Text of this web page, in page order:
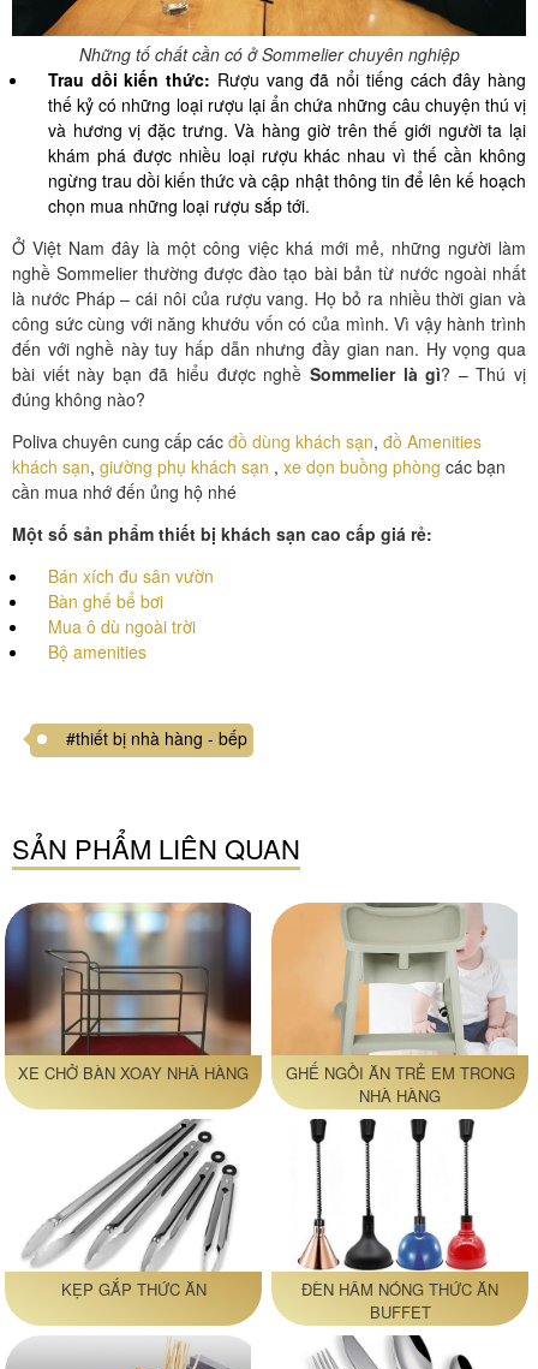
Những tố chất cần có ở Sommelier chuyên nghiệp
Trau dồi kiến thức: Rượu vang đã nổi tiếng cách đây hàng
thế kỷ có những loại rượu lại ẩn chứa những câu chuyện thú vị
và hương vị đặc trưng. Và hàng giờ trên thế giới người ta lại
khám phá được nhiều loại rượu khác nhau vì thế cần không
ngừng trau dồi kiến thức và cập nhật thông tin để lên kế hoạch
chọn mua những loại rượu sắp tới.
Ở Việt Nam đây là một công việc khá mới mẻ, những người làm
nghề Sommelier thường được đào tạo bài bản từ nước ngoài nhất
là nước Pháp – cái nôi của rượu vang. Họ bỏ ra nhiều thời gian và
công sức cùng với năng khướu vốn có của mình. Vì vậy hành trình
đến với nghề này tuy hấp dẫn nhưng đầy gian nan. Hy vọng qua
bài viết này bạn đã hiểu được nghề Sommelier là gì? – Thú vị
đúng không nào?
Poliva chuyên cung cấp các đồ dùng khách sạn, đồ Amenities
khách sạn, giường phụ khách sạn , xe dọn buồng phòng các bạn
cần mua nhớ đến ủng hộ nhé
Một số sản phẩm thiết bị khách sạn cao cấp giá rẻ:
Bán xích đu sân vườn
Bàn ghế bể bơi
Mua ô dù ngoài trời
Bộ amenities
#thiết bị nhà hàng - bếp
SẢN PHẨM LIÊN QUAN
XE CHỞ BÀN XOAY NHÀ HÀNG
GHẾ NGỒI ĂN TRẺ EM TRONG
NHÀ HÀNG
KẸP GẮP THỨC ĂN
ĐÈN HÂM NÓNG THỨC ĂN
BUFFET